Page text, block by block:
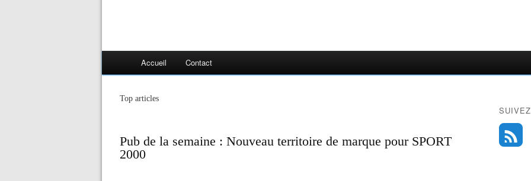
Accueil Contact
Top articles
Pub de la semaine : Nouveau territoire de marque pour SPORT
2000